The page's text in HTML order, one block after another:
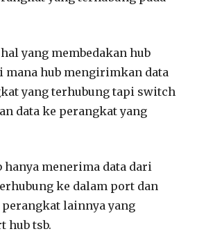
yang membedakan hub
mana hub mengirimkan data
yang terhubung tapi switch
data ke perangkat yang
menerima data dari
ke dalam port dan
lainnya yang
hub tsb.